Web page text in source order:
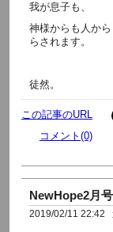
我が息子も、
神様からも人か
らされます。
徒然。
この記事のURL
コメント(0)
NewHope2月号
2019/02/11 22:42